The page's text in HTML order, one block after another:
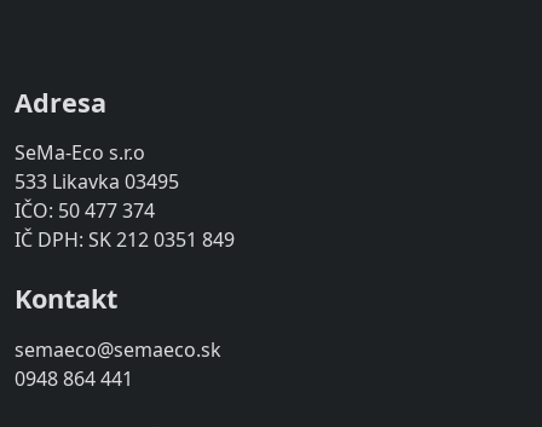
Adresa
SeMa-Eco s.r.o
533 Likavka 03495
IČO: 50 477 374
IČ DPH: SK 212 0351 849
Kontakt
semaeco@semaeco.sk
0948 864 441